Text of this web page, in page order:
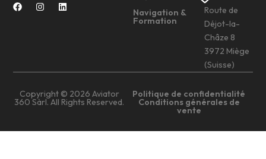
Navigation &
Formation
Route de
Déjot-la-
Châze 8
3972 Miège
(Suisse)
Copyright © 2026 Aviator
360 Sàrl. All Rights Reserved.
Politique de confidentialité
Conditions générales de
vente